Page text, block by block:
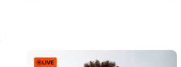
LIVE